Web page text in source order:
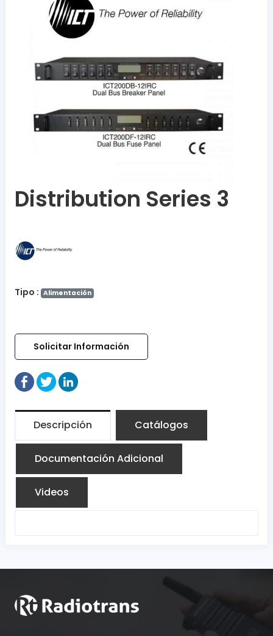
Distribution Series 3
Tipo : Alimentación
Solicitar Información
Descripción Catálogos
Documentación Adicional
Videos